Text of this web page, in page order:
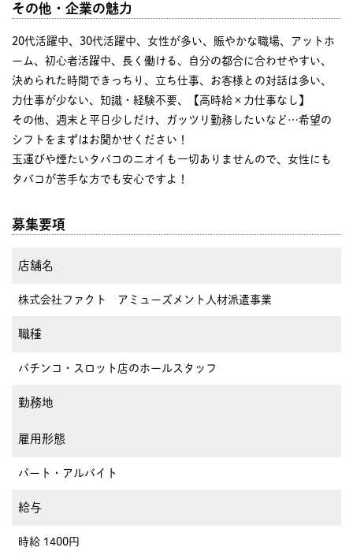
その他・企業の魅力
20代活躍中、30代活躍中、女性が多い、賑やかな職場、アットホ
ーム、初心者活躍中、長く働ける、自分の都合に合わせやすい、
決められた時間できっちり、立ち仕事、お客様との対話は多い、
力仕事が少ない、知識・経験不要、【高時給×力仕事なし】
その他、週末と平日少しだけ、ガッツリ勤務したいなど…希望の
シフトをまずはお聞かせください！
玉運びや煙たいタバコのニオイも一切ありませんので、女性にも
タバコが苦手な方でも安心ですよ！
募集要項
店舗名
株式会社ファクト アミューズメント人材派遣事業
職種
パチンコ・スロット店のホールスタッフ
勤務地
雇用形態
パート・アルバイト
給与
時給 1400円